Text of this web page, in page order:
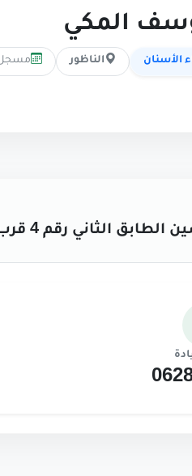
المكي
الأسنان الناظور